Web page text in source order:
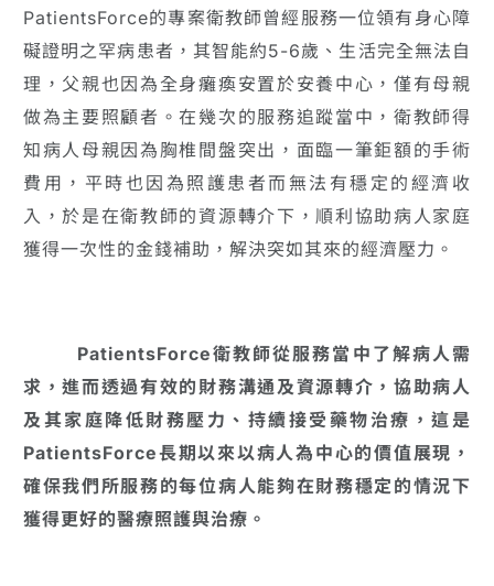
PatientsForce的專案衛教師曾經服務一位領有身心障
礙證明之罕病患者，其智能約5-6歲、生活完全無法自
理，父親也因為全身癱瘓安置於安養中心，僅有母親
做為主要照顧者。在幾次的服務追蹤當中，衛教師得
知病人母親因為胸椎間盤突出，面臨一筆鉅額的手術
費用，平時也因為照護患者而無法有穩定的經濟收
入，於是在衛教師的資源轉介下，順利協助病人家庭
獲得一次性的金錢補助，解決突如其來的經濟壓力。
PatientsForce衛教師從服務當中了解病人需
求，進而透過有效的財務溝通及資源轉介，協助病人
及其家庭降低財務壓力、持續接受藥物治療，這是
PatientsForce長期以來以病人為中心的價值展現，
確保我們所服務的每位病人能夠在財務穩定的情況下
獲得更好的醫療照護與治療。